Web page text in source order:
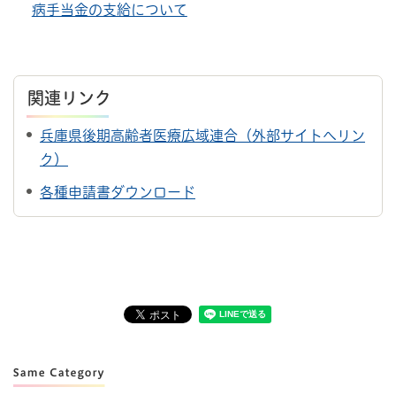
病手当金の支給について
関連リンク
兵庫県後期高齢者医療広域連合（外部サイトへリン
ク）
各種申請書ダウンロード